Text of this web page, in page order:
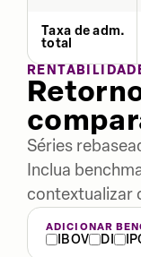
Taxa de adm.
total
Séries
Inclua
contextualizar
ADICIONAR
IBOV
DI